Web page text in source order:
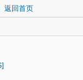
返回首页